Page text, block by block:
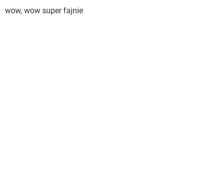
wow, wow super fajnie